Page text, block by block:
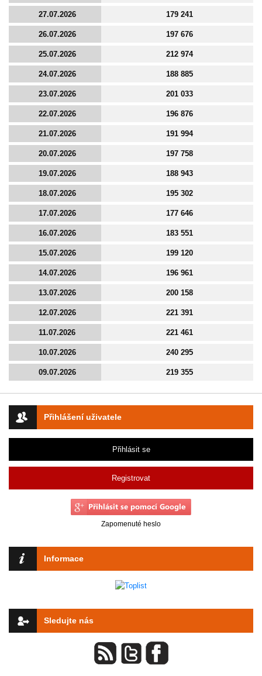
Přihlášení uživatele
Přihlásit se
Registrovat
Zapomenuté heslo
Informace
Sledujte nás
27.07.2026 179 241
26.07.2026 197 676
25.07.2026 212 974
24.07.2026 188 885
23.07.2026 201 033
22.07.2026 196 876
21.07.2026 191 994
20.07.2026 197 758
19.07.2026 188 943
18.07.2026 195 302
17.07.2026 177 646
16.07.2026 183 551
15.07.2026 199 120
14.07.2026 196 961
13.07.2026 200 158
12.07.2026 221 391
11.07.2026 221 461
10.07.2026 240 295
09.07.2026 219 355